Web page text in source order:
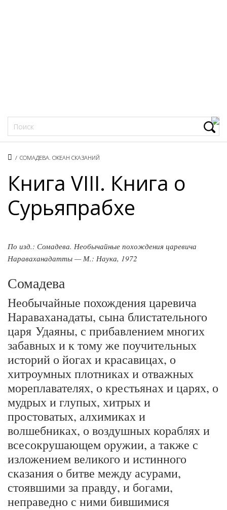
/ СОМАДЕВА. ОКЕАН СКАЗАНИЙ
Книга VIII. Книга о
Сурьяпрабхе
По изд.: Сомадева. Необычайные похождения царевича
Нараваханадатты — М.: Наука, 1972
Сомадева
Необычайные похождения царевича
Нараваханадаты, сына блистательного
царя Удаяны, с прибавлением многих
забавных и к тому же поучительных
историй о йогах и красавицах, о
хитроумных плотниках и отважных
мореплавателях, о крестьянах и царях, о
мудрых и глупых, хитрых и
простоватых, алхимиках и
волшебниках, о воздушных кораблях и
всесокрушающем оружии, а также с
изложением великого и истинного
сказания о битве между асурами,
стоявшими за правду, и богами,
неправедно с ними бившимися